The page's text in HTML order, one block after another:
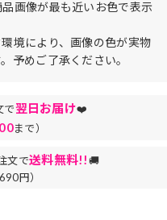
画像が最も近いお色で表示
境により、画像の色が実物
予めご了承ください。
で翌日お届け❤️
まで）
文で送料無料!!🚚
円）